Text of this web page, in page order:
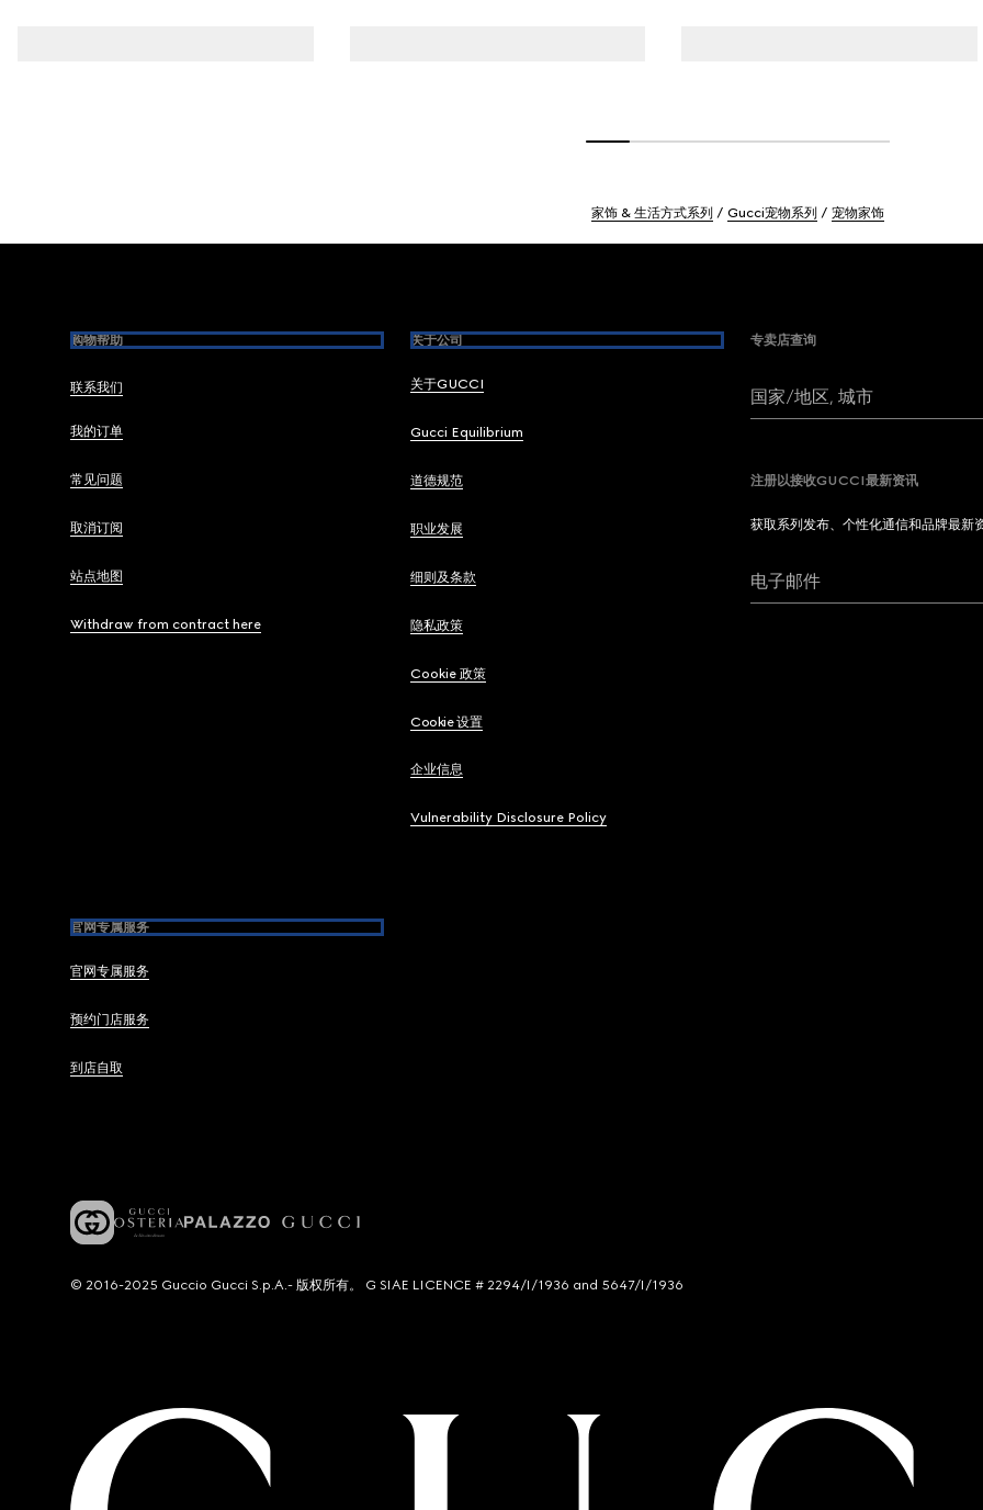
家饰 & 生活方式系列 Gucci宠物系列 宠物家饰
购物帮助
联系我们
我的订单
常见问题
取消订阅
站点地图
Withdraw from contract here
关于公司
关于GUCCI
Gucci Equilibrium
道德规范
职业发展
细则及条款
隐私政策
Cookie 政策
Cookie 设置
企业信息
Vulnerability Disclosure Policy
官网专属服务
官网专属服务
预约门店服务
到店自取
专卖店查询
国家/地区, 城市
注册以接收GUCCI最新资讯
获取系列发布、个性化通信和品牌最新
电子邮件
© 2016-2025 Guccio Gucci S.p.A.- 版权所有。 G SIAE LICENCE # 2294/I/1936 and 5647/I/1936